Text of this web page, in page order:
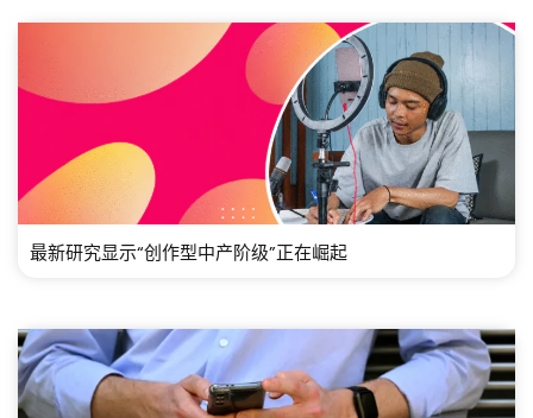
最新研究显示“创作型中产阶级”正在崛起